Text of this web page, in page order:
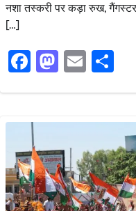
नशा तस्करी पर कड़ा रुख, गैंगस्टर
[…]
Facebook
Email